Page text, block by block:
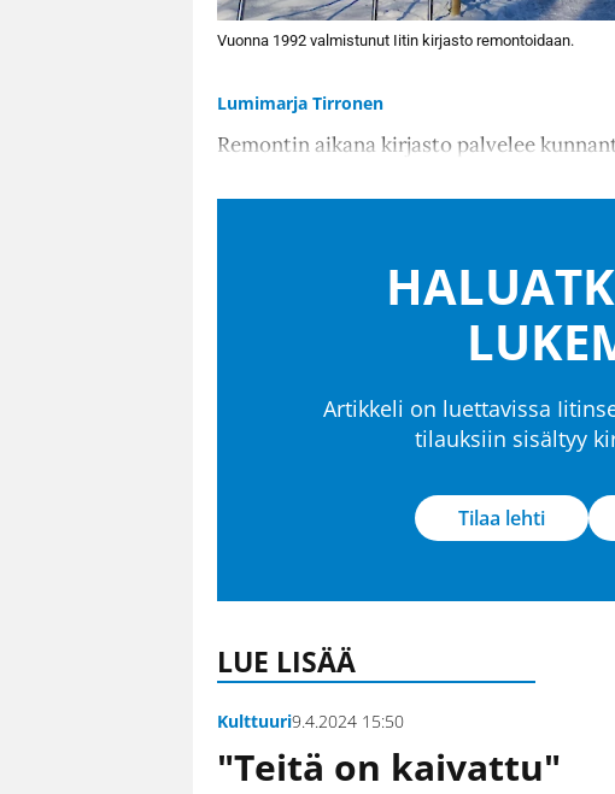
Vuonna 1992 valmistunut Iitin kirjasto remontoidaan.
Lumimarja Tirronen
Remontin aikana kirjasto palvelee
Artikkeli on luettavissa
tilauksiin sisältyy
Tilaa lehti
LUE LISÄÄ
Kulttuuri9.4.2024 15:50
"Teitä on kaivattu"